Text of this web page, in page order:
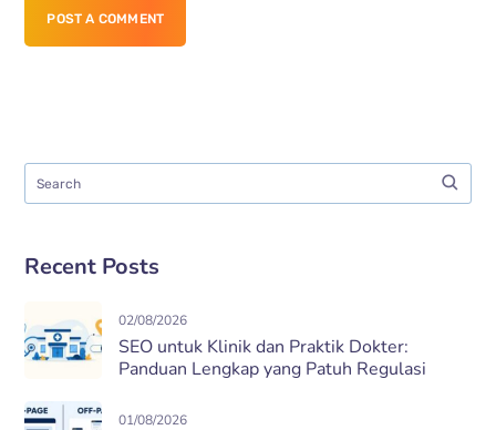
POST A COMMENT
Recent Posts
02/08/2026
SEO untuk Klinik dan Praktik Dokter:
Panduan Lengkap yang Patuh Regulasi
01/08/2026